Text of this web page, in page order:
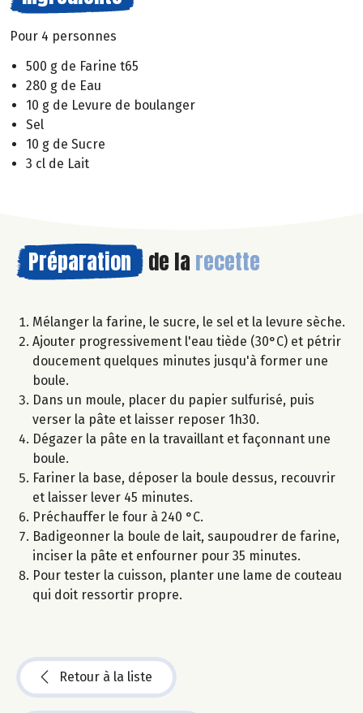
Pour 4 personnes
500 g de Farine t65
280 g de Eau
10 g de Levure de boulanger
Sel
10 g de Sucre
3 cl de Lait
Préparation de la recette
Mélanger la farine, le sucre, le sel et la levure sèche.
Ajouter progressivement l'eau tiède (30°C) et pétrir
doucement quelques minutes jusqu'à former une
boule.
Dans un moule, placer du papier sulfurisé, puis
verser la pâte et laisser reposer 1h30.
Dégazer la pâte en la travaillant et façonnant une
boule.
Fariner la base, déposer la boule dessus, recouvrir
et laisser lever 45 minutes.
Préchauffer le four à 240 °C.
Badigeonner la boule de lait, saupoudrer de farine,
inciser la pâte et enfourner pour 35 minutes.
Pour tester la cuisson, planter une lame de couteau
qui doit ressortir propre.
Retour à la liste